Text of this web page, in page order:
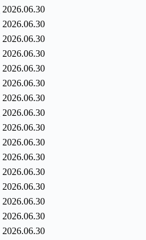
2026.06.30
2026.06.30
2026.06.30
2026.06.30
2026.06.30
2026.06.30
2026.06.30
2026.06.30
2026.06.30
2026.06.30
2026.06.30
2026.06.30
2026.06.30
2026.06.30
2026.06.30
2026.06.30